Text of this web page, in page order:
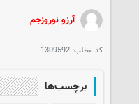
آرزو نوروزجم
کد مطلب: 1309592
برچسب‌ها